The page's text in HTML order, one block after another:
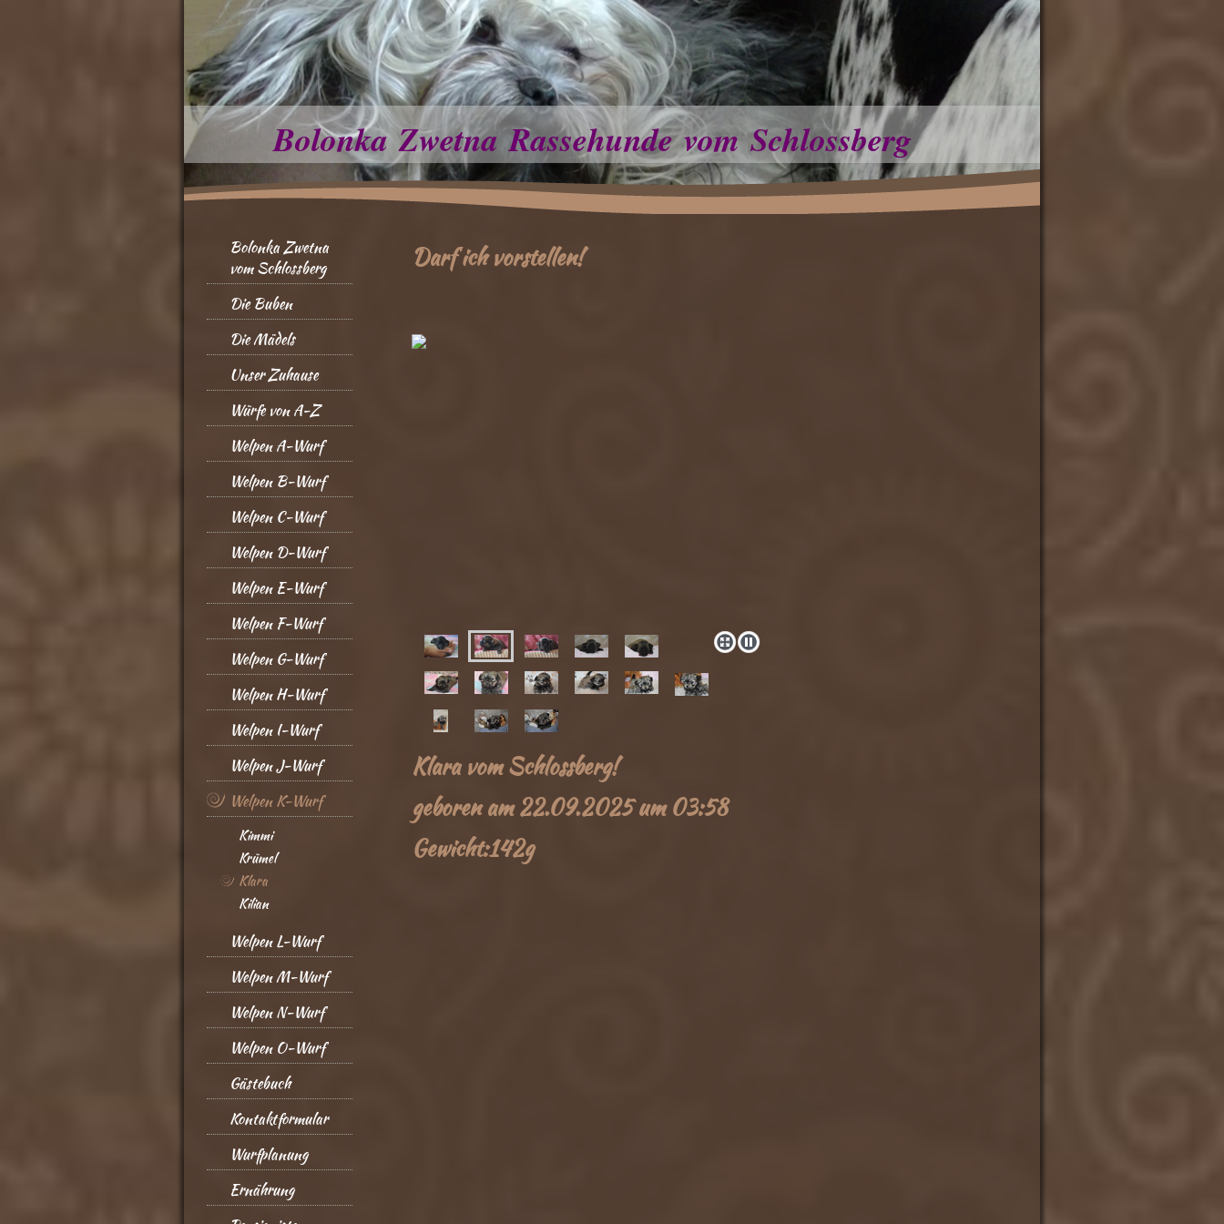
Bolonka Zwetna Rassehunde vom Schlossberg
Bolonka Zwetna
vom Schlossberg
Die Buben
Die Mädels
Unser Zuhause
Würfe von A-Z
Welpen A-Wurf
Welpen B-Wurf
Welpen C-Wurf
Welpen D-Wurf
Welpen E-Wurf
Welpen F-Wurf
Welpen G-Wurf
Welpen H-Wurf
Welpen I-Wurf
Welpen J-Wurf
Welpen K-Wurf
Kimmi
Krümel
Klara
Kilian
Welpen L-Wurf
Welpen M-Wurf
Welpen N-Wurf
Welpen O-Wurf
Gästebuch
Kontaktformular
Wurfplanung
Ernährung
Darf ich vorstellen!
Klara vom Schlossberg!
geboren am 22.09.2025 um 03:58
Gewicht:142g